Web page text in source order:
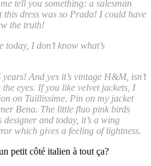
tell you something: a salesman
this dress was so Prada! I could have
the truth!
I don’t know what’s
And yes it’s vintage H&M, isn’t
eyes. If you like velvet jackets, I
on Taillissime. Pin on my jacket
Bena. The little fluo pink birds
designer and today, it’s a wing
which gives a feeling of lightness.
petit côté italien à tout ça?